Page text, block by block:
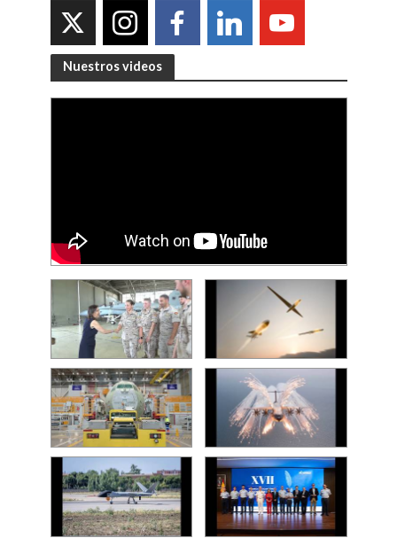
Nuestros videos